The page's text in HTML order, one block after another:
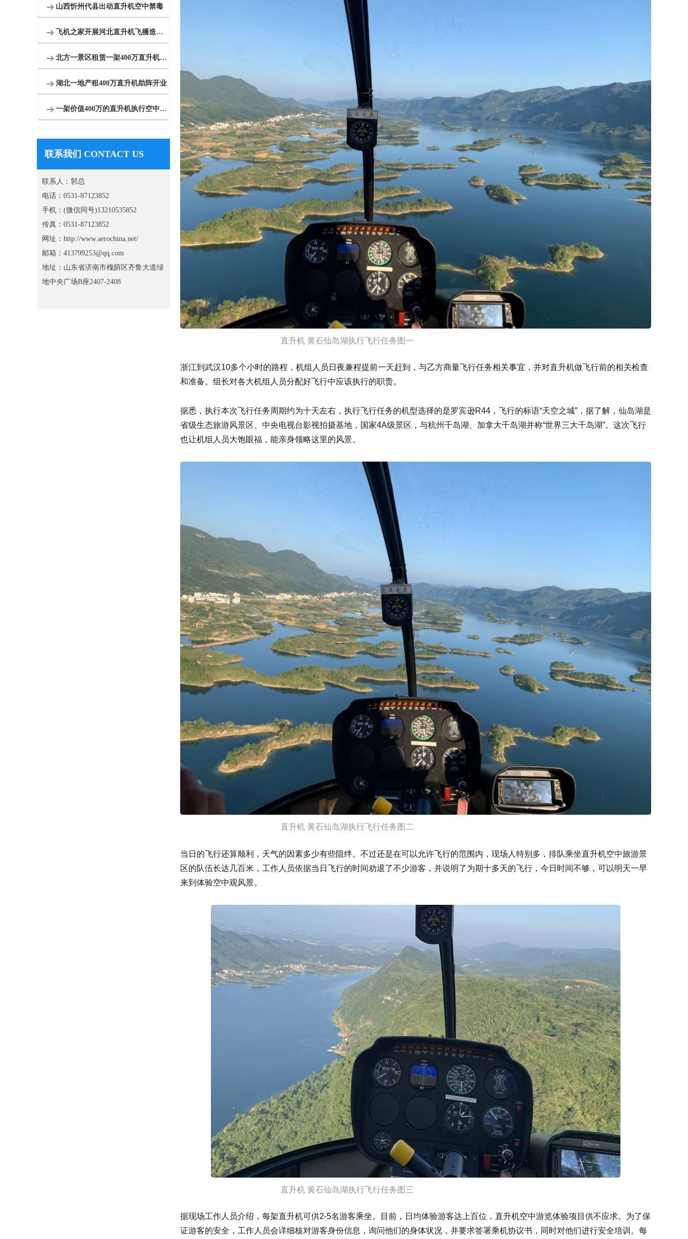
山西忻州代县出动直升机空中禁毒
飞机之家开展河北直升机飞播造林活动
北方一景区租赁一架400万直升机空中飞行
湖北一地产租400万直升机助阵开业
一架价值400万的直升机执行空中看房
联系我们 CONTACT US
联系人：郭总
电话：0531-87123852
手机：(微信同号)13210535852
传真：0531-87123852
网址：http://www.aerochina.net/
邮箱：413799253@qq.com
地址：山东省济南市槐荫区齐鲁大道绿
地中央广场B座2407-2408
直升机 黄石仙岛湖执行飞行任务图一
浙江到武汉10多个小时的路程，机组人员日夜兼程提前一天赶到，与乙方商量飞行任务相关事宜，并对直升机做飞行前的相关检查
和准备。组长对各大机组人员分配好飞行中应该执行的职责。
据悉，执行本次飞行任务周期约为十天左右，执行飞行任务的机型选择的是罗宾逊R44，飞行的标语“天空之城”，据了解，仙岛湖是
省级生态旅游风景区、中央电视台影视拍摄基地，国家4A级景区，与杭州千岛湖、加拿大千岛湖并称“世界三大千岛湖”。这次飞行
也让机组人员大饱眼福，能亲身领略这里的风景。
直升机 黄石仙岛湖执行飞行任务图二
当日的飞行还算顺利，天气的因素多少有些阻绊。不过还是在可以允许飞行的范围内，现场人特别多，排队乘坐直升机空中旅游景
区的队伍长达几百米，工作人员依据当日飞行的时间劝退了不少游客，并说明了为期十多天的飞行，今日时间不够，可以明天一早
来到体验空中观风景。
直升机 黄石仙岛湖执行飞行任务图三
据现场工作人员介绍，每架直升机可供2-5名游客乘坐。目前，日均体验游客达上百位，直升机空中游览体验项目供不应求。为了保
证游客的安全，工作人员会详细核对游客身份信息，询问他们的身体状况，并要求签署乘机协议书，同时对他们进行安全培训。每